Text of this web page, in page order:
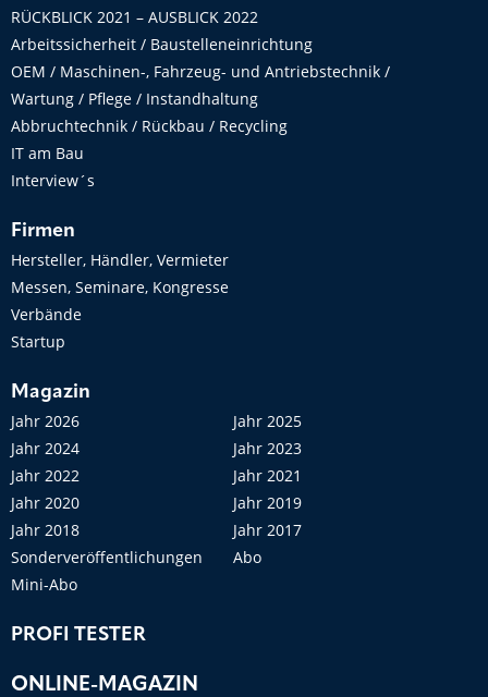
RÜCKBLICK 2021 – AUSBLICK 2022
Arbeitssicherheit / Baustelleneinrichtung
OEM / Maschinen-, Fahrzeug- und Antriebstechnik /
Wartung / Pflege / Instandhaltung
Abbruchtechnik / Rückbau / Recycling
IT am Bau
Interview´s
Firmen
Hersteller, Händler, Vermieter
Messen, Seminare, Kongresse
Verbände
Startup
Magazin
Jahr 2026
Jahr 2025
Jahr 2024
Jahr 2023
Jahr 2022
Jahr 2021
Jahr 2020
Jahr 2019
Jahr 2018
Jahr 2017
Sonderveröffentlichungen
Abo
Mini-Abo
PROFI TESTER
ONLINE-MAGAZIN